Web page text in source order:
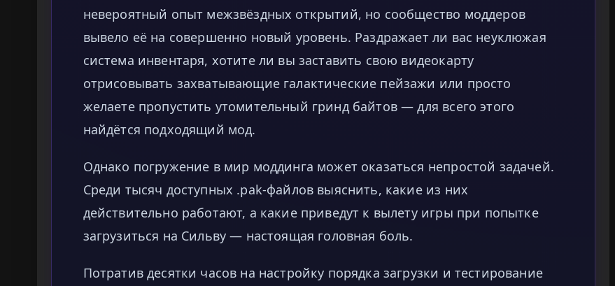
невероятный опыт межзвёздных открытий, но сообщество моддеров
вывело её на совершенно новый уровень. Раздражает ли вас неуклюжая
система инвентаря, хотите ли вы заставить свою видеокарту
отрисовывать захватывающие галактические пейзажи или просто
желаете пропустить утомительный гринд байтов — для всего этого
найдётся подходящий мод.
Однако погружение в мир моддинга может оказаться непростой задачей.
Среди тысяч доступных .pak-файлов выяснить, какие из них
действительно работают, а какие приведут к вылету игры при попытке
загрузиться на Сильву — настоящая головная боль.
Потратив десятки часов на настройку порядка загрузки и тестирование